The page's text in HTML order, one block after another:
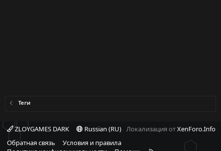
Теги
ZLOYGAMES DARK Russian (RU) Локализация отXenForo.Info
Обратная связь
Условия и правила